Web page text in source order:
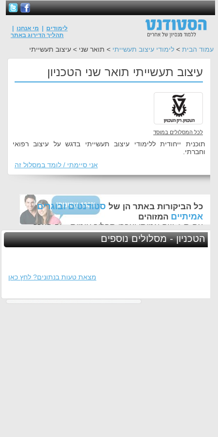
לימודים מי אנחנו
תהליך הדירוג באתר
עמוד הבית > לימודי עיצוב תעשייתי > תואר שני > עיצוב תעשייתי
עיצוב תעשייתי תואר שני הטכניון
לכל המסלולים במוסד
תוכנית ייחודית ללימודי עיצוב תעשייתי בדגש על עיצוב רפואי
וחברתי.
אני סיימתי / לומד במסלול זה
כל הביקורות באתר הן של סטודנטים ובוגרים
אמיתיים המזוהים
עם ת.ז, שם אמיתי ועברו תהליך אימות - זה הערך
החשוב לנו ביותר באתר
הטכניון - מסלולים נוספים
מצאת טעות בנתונים? לחץ כאן